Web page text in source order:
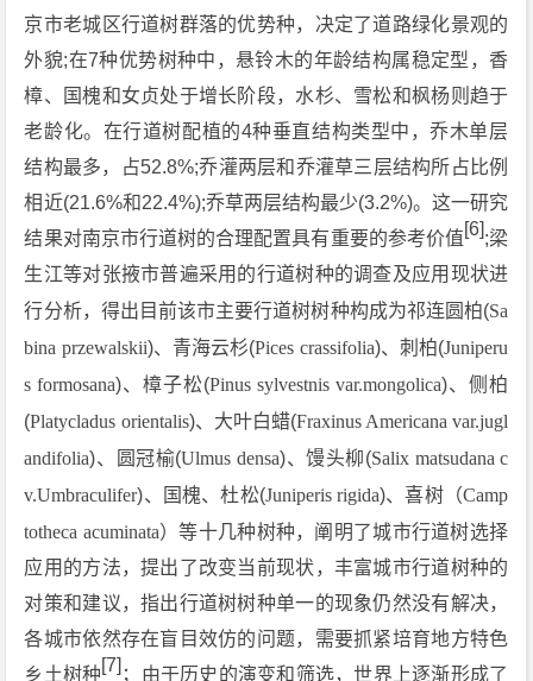
京市老城区行道树群落的优势种，决定了道路绿化景观的
外貌;在7种优势树种中，悬铃木的年龄结构属稳定型，香
樟、国槐和女贞处于增长阶段，水杉、雪松和枫杨则趋于
老龄化。在行道树配植的4种垂直结构类型中，乔木单层
结构最多，占52.8%;乔灌两层和乔灌草三层结构所占比例
相近(21.6%和22.4%);乔草两层结构最少(3.2%)。这一研究
结果对南京市行道树的合理配置具有重要的参考价值[6];梁
生江等对张掖市普遍采用的行道树种的调查及应用现状进
行分析，得出目前该市主要行道树树种构成为祁连圆柏(Sa
bina przewalskii)、青海云杉(Pices crassifolia)、刺柏(Juniperu
s formosana)、樟子松(Pinus sylvestnis var.mongolica)、侧柏
(Platycladus orientalis)、大叶白蜡(Fraxinus Americana var.jugl
andifolia)、圆冠榆(Ulmus densa)、馒头柳(Salix matsudana c
v.Umbraculifer)、国槐、杜松(Juniperis rigida)、喜树（Camp
totheca acuminata）等十几种树种，阐明了城市行道树选择
应用的方法，提出了改变当前现状，丰富城市行道树种的
对策和建议，指出行道树树种单一的现象仍然没有解决，
各城市依然存在盲目效仿的问题，需要抓紧培育地方特色
乡土树种[7] ；由于历史的演变和筛选，世界上逐渐形成了